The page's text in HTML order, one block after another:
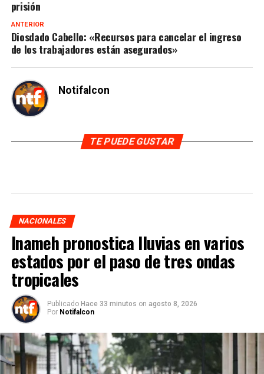
prisión
ANTERIOR
Diosdado Cabello: «Recursos para cancelar el ingreso
de los trabajadores están asegurados»
Notifalcon
TE PUEDE GUSTAR
NACIONALES
Inameh pronostica lluvias en varios
estados por el paso de tres ondas
tropicales
Publicado Hace 33 minutos on agosto 8, 2026
Por Notifalcon